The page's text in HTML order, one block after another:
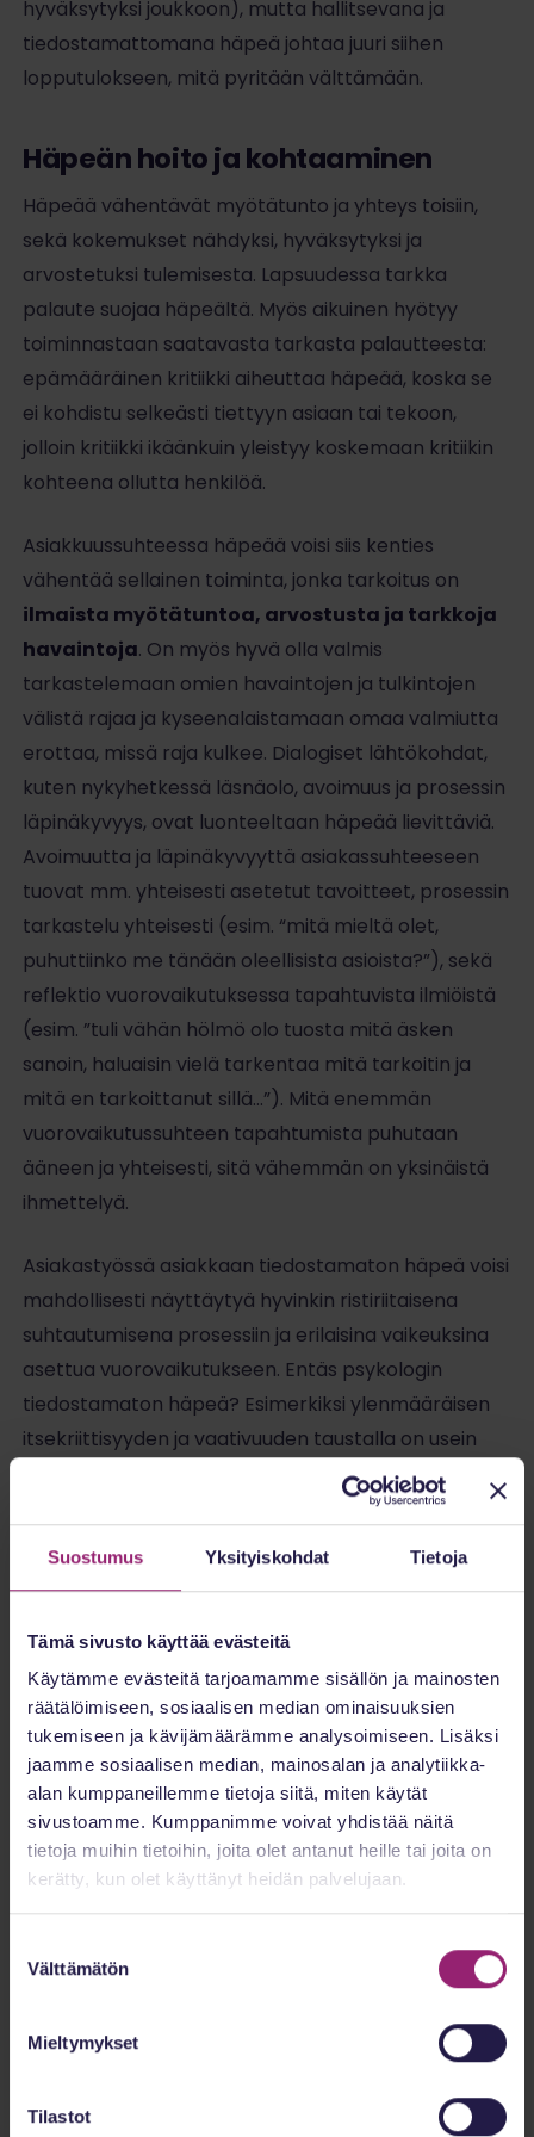
Suostumus Yksityiskohdat Tietoja
Tämä sivusto käyttää evästeitä
Käytämme evästeitä tarjoamamme sisällön ja mainosten
räätälöimiseen, sosiaalisen median ominaisuuksien
tukemiseen ja kävijämäärämme analysoimiseen. Lisäksi
jaamme sosiaalisen median, mainosalan ja analytiikka-
alan kumppaneillemme tietoja siitä, miten käytät
sivustoamme. Kumppanimme voivat yhdistää näitä
tietoja muihin tietoihin, joita olet antanut heille tai joita on
kerätty, kun olet käyttänyt heidän palvelujaan.
valinta
Välttämätön
Mieltymykset
Tilastot
hyväksytyksi joukkoon), mutta hallitsevana ja
tiedostamattomana häpeä johtaa juuri siihen
lopputulokseen, mitä pyritään välttämään.
Häpeän hoito ja kohtaaminen
Häpeää vähentävät myötätunto ja yhteys toisiin,
sekä kokemukset nähdyksi, hyväksytyksi ja
arvostetuksi tulemisesta. Lapsuudessa tarkka
palaute suojaa häpeältä. Myös aikuinen hyötyy
toiminnastaan saatavasta tarkasta palautteesta:
epämääräinen kritiikki aiheuttaa häpeää, koska se
ei kohdistu selkeästi tiettyyn asiaan tai tekoon,
jolloin kritiikki ikäänkuin yleistyy koskemaan kritiikin
kohteena ollutta henkilöä.
Asiakkuussuhteessa häpeää voisi siis kenties
vähentää sellainen toiminta, jonka tarkoitus on
ilmaista myötätuntoa, arvostusta ja tarkkoja
havaintoja. On myös hyvä olla valmis
tarkastelemaan omien havaintojen ja tulkintojen
välistä rajaa ja kyseenalaistamaan omaa valmiutta
erottaa, missä raja kulkee. Dialogiset lähtökohdat,
kuten nykyhetkessä läsnäolo, avoimuus ja prosessin
läpinäkyvyys, ovat luonteeltaan häpeää lievittäviä.
Avoimuutta ja läpinäkyvyyttä asiakassuhteeseen
tuovat mm. yhteisesti asetetut tavoitteet, prosessin
tarkastelu yhteisesti (esim. “mitä mieltä olet,
puhuttiinko me tänään oleellisista asioista?”), sekä
reflektio vuorovaikutuksessa tapahtuvista ilmiöistä
(esim. ”tuli vähän hölmö olo tuosta mitä äsken
sanoin, haluaisin vielä tarkentaa mitä tarkoitin ja
mitä en tarkoittanut sillä…”). Mitä enemmän
vuorovaikutussuhteen tapahtumista puhutaan
ääneen ja yhteisesti, sitä vähemmän on yksinäistä
ihmettelyä.
Asiakastyössä asiakkaan tiedostamaton häpeä voisi
mahdollisesti näyttäytyä hyvinkin ristiriitaisena
suhtautumisena prosessiin ja erilaisina vaikeuksina
asettua vuorovaikutukseen. Entäs psykologin
tiedostamaton häpeä? Esimerkiksi ylenmääräisen
itsekriittisyyden ja vaativuuden taustalla on usein
tiedostamatonta häpeää. Suorituspaineet ja
vaativuus omaa työtä kohtaan voi olla myös
vuorovaikutusta, jossa ihmiset lopulta ovat vain
oleminen”, asettautuminen vuorovaikutukseen ei-
tietämisen positiossa, voi olla hyvinkin haastavaa tai
jopa mahdotonta, jos esim. asiakastapaamiselle on
tiukat vaatimukset (esim. nyt on saatava selville
asiakkaan oireilun syy). Kuitenkin nimenomaan
tällainen ”pelkän olemisen” tila, edes hetkittäin
koettuna, luo kontaktiin alueen, jolla aidon yhteyden,
lämmön ja empatian kokeminen parhaiten
mahdollistuu.
https://www.duodecimlehti.fi/duo40053
https://psykologilehti.fi/hapea-lievittyy-